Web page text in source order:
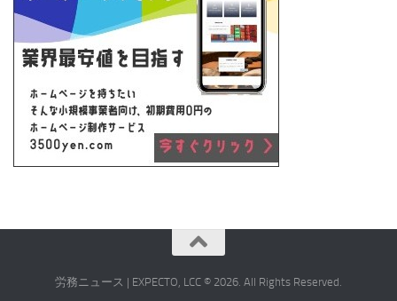
労務ニュース | EXPECTO, LCC © 2026. All Rights Reserved.